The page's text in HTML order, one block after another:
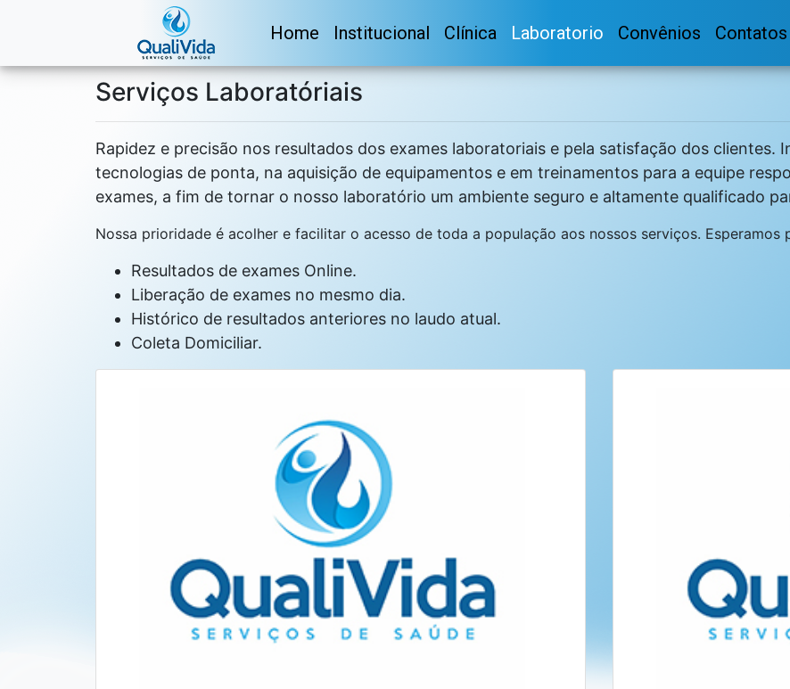
Home Institucional Clínica Laboratorio Convênios Contatos
Serviços Laboratóriais
Rapidez e precisão nos resultados dos exames laboratoriais e pela satisfação dos clientes.
tecnologias de ponta, na aquisição de equipamentos e em treinamentos para a equipe
exames, a fim de tornar o nosso laboratório um ambiente seguro e altamente qualificado
Nossa prioridade é acolher e facilitar o acesso de toda a população aos nossos serviços. Esperamos
Resultados de exames Online.
Liberação de exames no mesmo dia.
Histórico de resultados anteriores no laudo atual.
Coleta Domiciliar.